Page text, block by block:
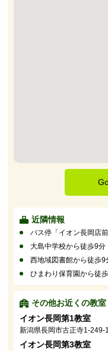
近隣情報
バス停「イオン長岡店
大島中学校から徒歩9分
西地域図書館から徒歩9
ひまわり保育園から徒
その他お近くの教室
イオン長岡第1教室
新潟県長岡市古正寺1-249-
イオン長岡第3教室